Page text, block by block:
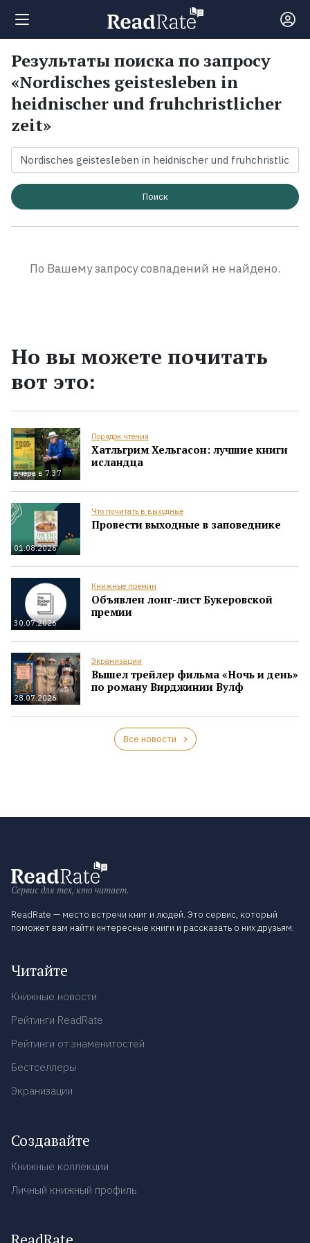
Поиск
Новости
Рейтинги
Книги
Результаты поиска по запросу
«Nordisches geistesleben in
heidnischer und fruhchristlicher
zeit»
Поиск
По Вашему запросу совпадений не найдено.
Но вы можете почитать
вот это:
вчера в 7:37
Порядок чтения
Хатльгрим Хельгасон: лучшие книги
исландца
01.08.2026
Что почитать в выходные
Провести выходные в заповеднике
30.07.2026
Книжные премии
Объявлен лонг-лист Букеровской
премии
28.07.2026
Экранизации
Вышел трейлер фильма «Ночь и день»
по роману Вирджинии Вулф
Все новости
Сервис для тех, кто читает.
ReadRate — место встречи книг и людей. Это сервис, который
поможет вам найти интересные книги и рассказать о них друзьям.
Читайте
Книжные новости
Рейтинги ReadRate
Рейтинги от знаменитостей
Бестселлеры
Экранизации
Создавайте
Книжные коллекции
Личный книжный профиль